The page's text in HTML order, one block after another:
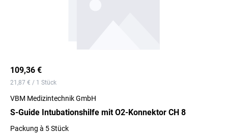
109,36 €
21,87 € / 1 Stück
VBM Medizintechnik GmbH
S-Guide Intubationshilfe mit O2-Konnektor CH 8
Packung à 5 Stück